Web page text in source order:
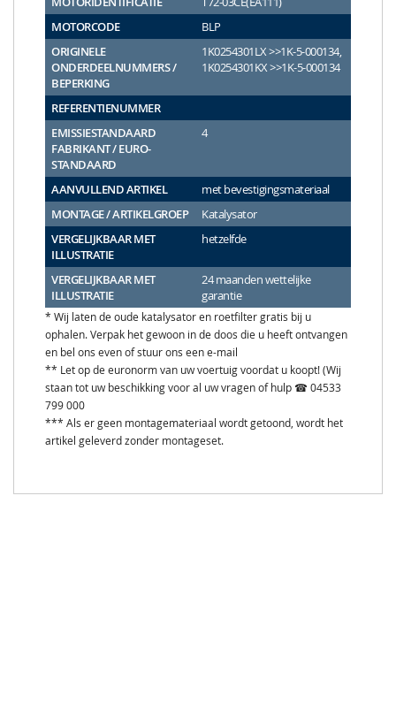
MOTORCODE
BLP
ORIGINELE
ONDERDEELNUMMERS /
BEPERKING
1K0254301LX >>1K-5-000134,
1K0254301KX >>1K-5-000134
REFERENTIENUMMER
EMISSIESTANDAARD
FABRIKANT / EURO-
STANDAARD
4
AANVULLEND ARTIKEL
met bevestigingsmateriaal
MONTAGE / ARTIKELGROEP
Katalysator
VERGELIJKBAAR MET
ILLUSTRATIE
hetzelfde
VERGELIJKBAAR MET
ILLUSTRATIE
24 maanden wettelijke
garantie
* Wij laten de oude katalysator en roetfilter gratis bij u
ophalen. Verpak het gewoon in de doos die u heeft ontvangen
en bel ons even of stuur ons een e-mail
** Let op de euronorm van uw voertuig voordat u koopt! (Wij
staan tot uw beschikking voor al uw vragen of hulp ☎ 04533
799 000
*** Als er geen montagemateriaal wordt getoond, wordt het
artikel geleverd zonder montageset.